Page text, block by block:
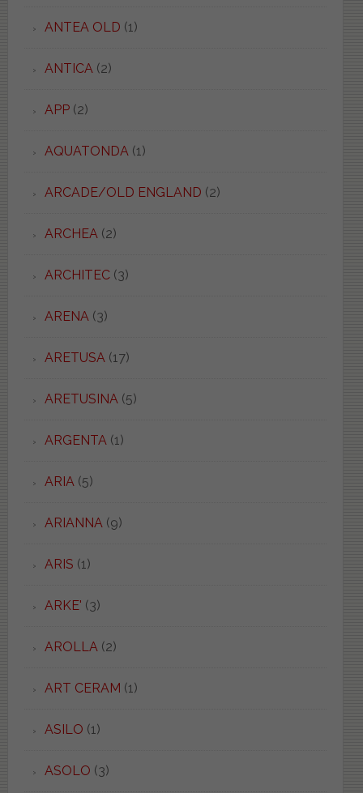
ANTEA OLD (1)
ANTICA(2)
APP(2)
AQUATONDA(1)
ARCADE/OLD ENGLAND (2)
ARCHEA(2)
ARCHITEC(3)
ARENA(3)
ARETUSA(17)
ARETUSINA(5)
ARGENTA(1)
ARIA(5)
ARIANNA(9)
ARIS (1)
ARKE' (3)
AROLLA(2)
ART CERAM (1)
ASILO (1)
ASOLO (3)